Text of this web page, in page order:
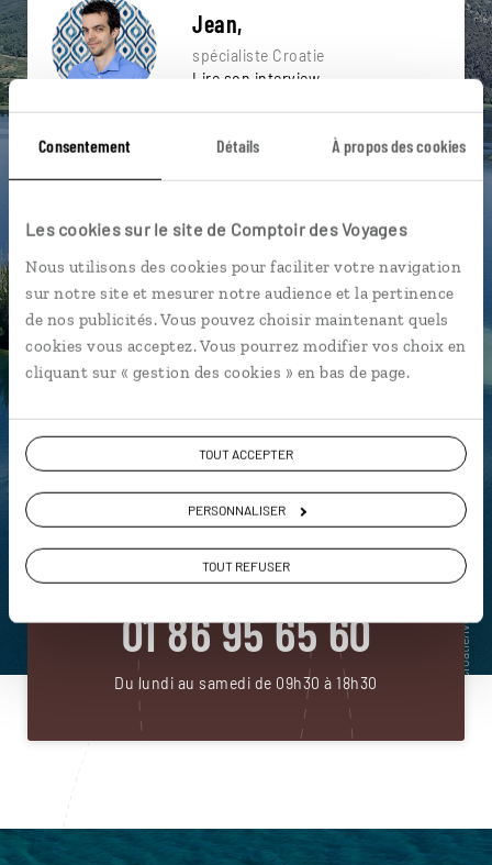
Consentement Détails À propos des cookies
Les cookies sur le site de Comptoir des Voyages
Nous utilisons des cookies pour faciliter votre navigation
sur notre site et mesurer notre audience et la pertinence
de nos publicités. Vous pouvez choisir maintenant quels
cookies vous acceptez. Vous pourrez modifier vos choix en
cliquant sur « gestion des cookies » en bas de page.
TOUT ACCEPTER
PERSONNALISER
TOUT REFUSER
Jean,
spécialiste Croatie
Lire son interview
spécialistes
près de vos envies et de la réalité du pays.
Échangez en face à face ou depuis nos studios
connectés en agence, mais aussi par email ou
téléphone.
Vous gardez le même interlocuteur avant,
pendant et après votre voyage.
DEMANDER UN DEVIS
ou
Construisez votre voyage avec un spécialiste Croatie
01 86 95 65 60
Du lundi au samedi de 09h30 à 18h30